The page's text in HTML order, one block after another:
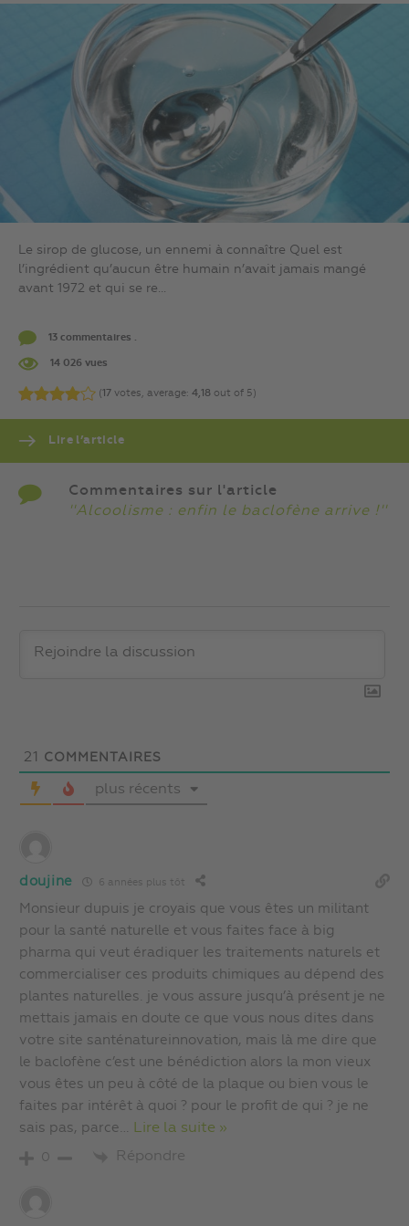
Le sirop de glucose, un ennemi à connaître Quel est
l’ingrédient qu’aucun être humain n’avait jamais mangé
avant 1972 et qui se re...
13 commentaires .
14 026 vues
(17 votes, average: 4,18 out of 5)
Lire l’article
Commentaires sur l'article
''Alcoolisme : enfin le baclofène arrive !''
21 COMMENTAIRES
plus récents
doujine 6 années plus tôt
Monsieur dupuis je croyais que vous êtes un militant
pour la santé naturelle et vous faites face à big
pharma qui veut éradiquer les traitements naturels et
commercialiser ces produits chimiques au dépend des
plantes naturelles. je vous assure jusqu’à présent je ne
mettais jamais en doute ce que vous nous dites dans
votre site santénatureinnovation, mais là me dire que
le baclofène c’est une bénédiction alors la mon vieux
vous êtes un peu à côté de la plaque ou bien vous le
faites par intérêt à quoi ? pour le profit de qui ? je ne
sais pas, parce… Lire la suite »
0 Répondre